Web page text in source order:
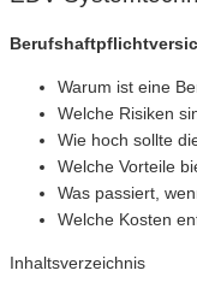
Warum ist eine
Welche Risiken
Wie hoch sollte
Welche Vorteile
Was passiert,
Welche Kosten
Inhaltsverzeichnis